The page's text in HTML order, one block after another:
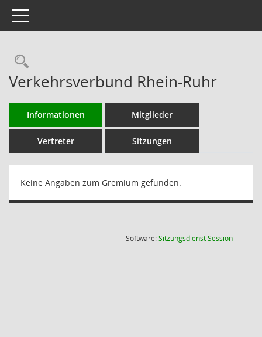
Toggle navigation
Rechercheauswahl
Verkehrsverbund Rhein-Ruhr
Informationen Mitglieder
Vertreter Sitzungen
Keine Angaben zum Gremium gefunden.
Software:SitzungsdienstSession(Wird in